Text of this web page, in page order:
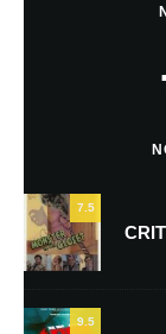
27
Laisser
Votre adresse e-mail
indiqués avec
7.5
9.5